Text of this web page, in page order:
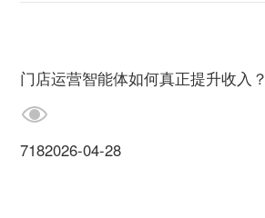
门店运营智能体如何真正提升收入？
7182026-04-28